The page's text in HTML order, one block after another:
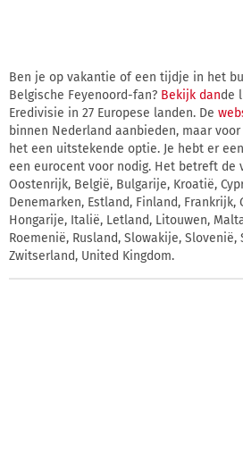
Ben je op vakantie of een tijdje in het
Belgische Feyenoord-fan? Bekijk dande
Eredivisie in 27 Europese landen. De
binnen Nederland aanbieden, maar
het een uitstekende optie. Je hebt er
een eurocent voor nodig. Het betreft de
Oostenrijk, België, Bulgarije, Kroatië,
Denemarken, Estland, Finland,
Hongarije, Italië, Letland, Litouwen,
Roemenië, Rusland, Slowakije, Slovenië,
Zwitserland, United Kingdom.